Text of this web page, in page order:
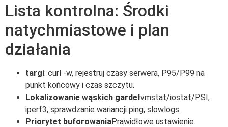
Lista kontrolna: Środki
natychmiastowe i plan
działania
targi: curl -w, rejestruj czasy serwera, P95/P99 na
punkt końcowy i czas szczytu.
Lokalizowanie wąskich gardełvmstat/iostat/PSI,
iperf3, sprawdzanie wariancji ping, slowlogs.
Priorytet buforowaniaPrawidłowe ustawienie